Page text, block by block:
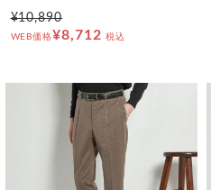
¥10,890
WEB価格¥8,712 税込